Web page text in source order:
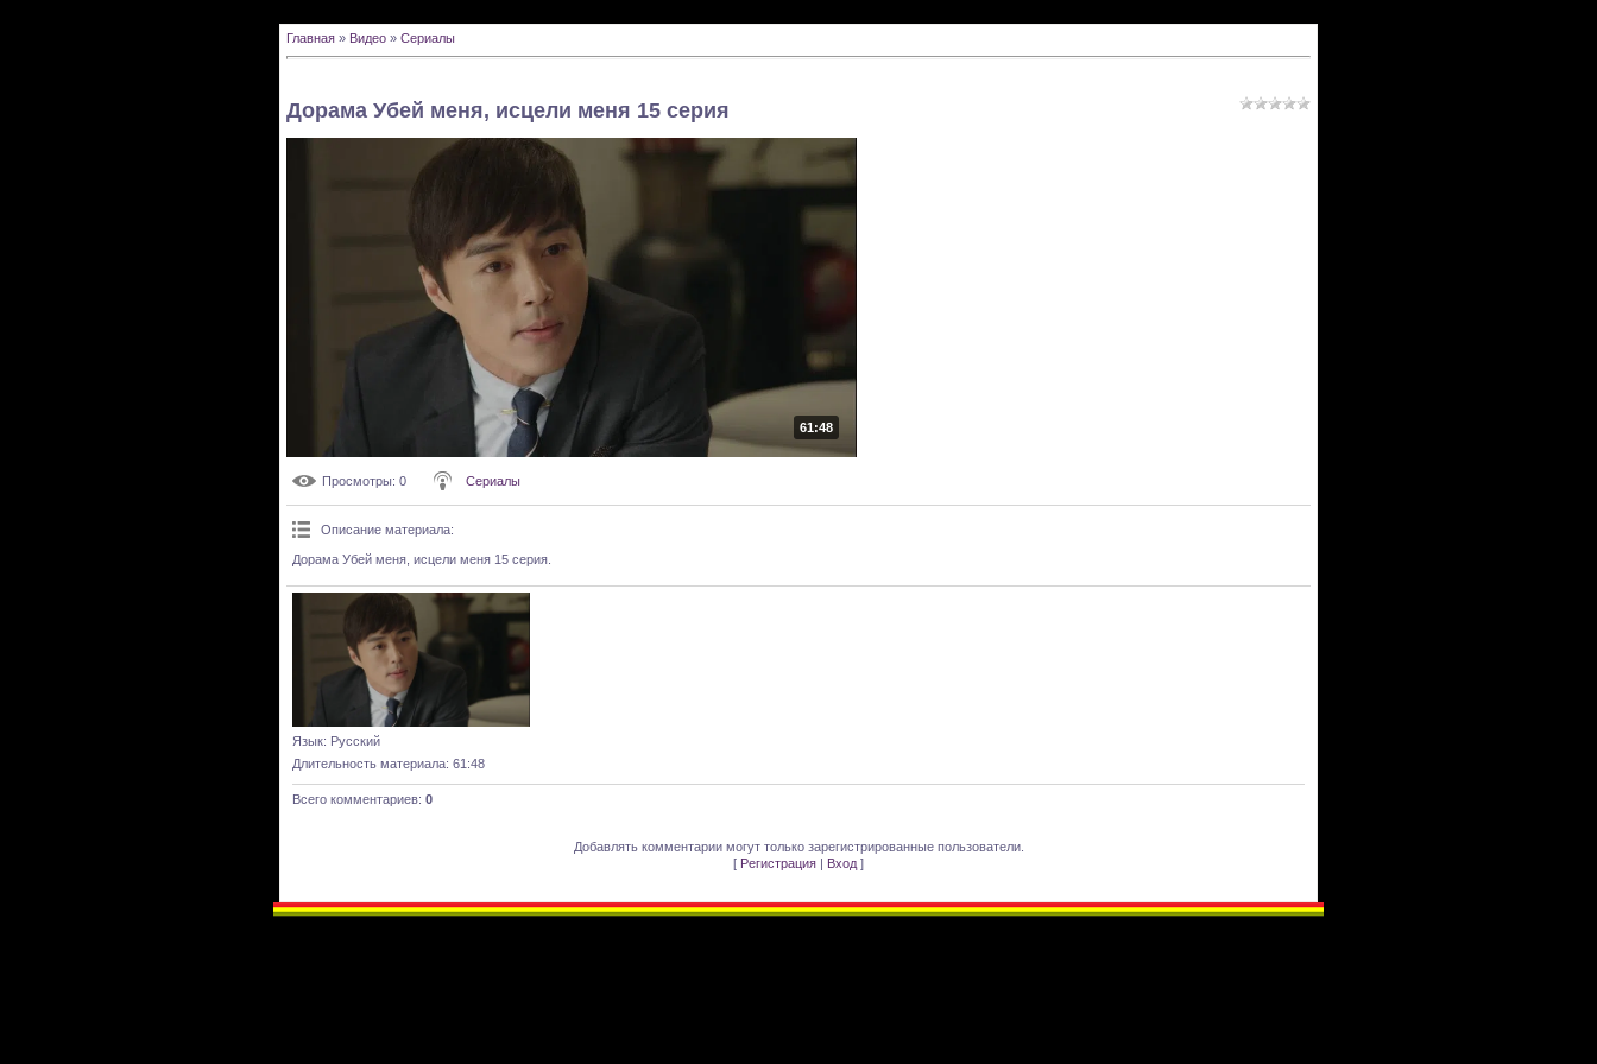
Главная » Видео » Сериалы
Дорама Убей меня, исцели меня 15 серия
61:48
Просмотры: 0 Сериалы
Описание материала:
Дорама Убей меня, исцели меня 15 серия.
Язык: Русский
Длительность материала: 61:48
Всего комментариев: 0
Добавлять комментарии могут только зарегистрированные пользователи.
[ Регистрация | Вход ]